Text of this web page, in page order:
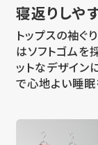
寝返りしや
トップスの袖ぐ
はソフトゴムを
ットなデザイン
で心地よい睡眠